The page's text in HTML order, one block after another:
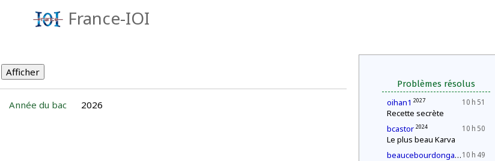
France-IOI
Problèmes résolus
10 h 51
oihan1 2027
Recette secrète
10 h 50
bcastor 2024
Le plus beau Karva
10 h 49
beaucebourdongabriel 2027
Année du bac 2026